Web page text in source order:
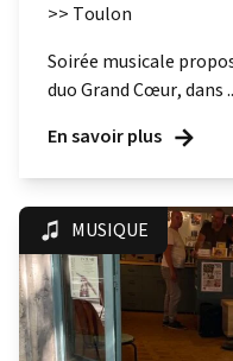
>> Toulon
Soirée musicale
duo Grand Cœur, dans
En savoir plus
MUSIQUE